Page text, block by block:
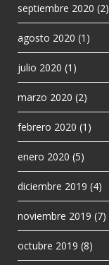
septiembre 2020 (2)
agosto 2020 (1)
julio 2020 (1)
marzo 2020 (2)
febrero 2020 (1)
enero 2020 (5)
diciembre 2019 (4)
noviembre 2019 (7)
octubre 2019 (8)